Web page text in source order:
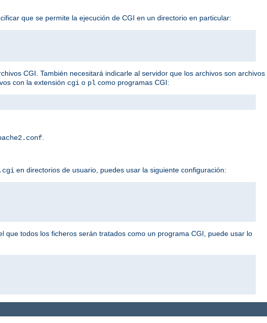
que se permite la ejecución de CGI en un directorio en particular:
CGI. También necesitará indicarle al servidor que los archivos son archivos
con la extensión cgi o pl como programas CGI:
.cgi en directorios de usuario, puedes usar la siguiente configuración:
que todos los ficheros serán tratados como un programa CGI, puede usar lo